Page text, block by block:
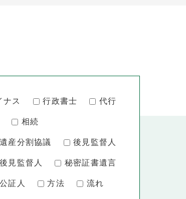
ナス 行政書士 代行
相続
遺産分割協議 後見監督人
見監督人 秘密証書遺言
公証人 方法 流れ